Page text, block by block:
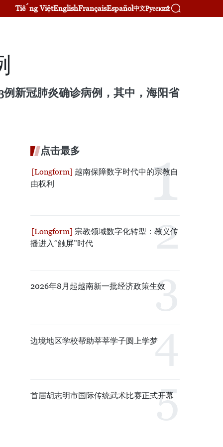
Tiếng ViệtEnglishFrançaisEspañol中文Русский
新冠肺炎确诊病例，其中，海阳省
点击最多
越南保障数字时代中的宗教自
由权利
宗教领域数字化转型：教义传
播进入“触屏”时代
2026年8月起越南新一批经济政策生效
边境地区学校帮助莘莘学子圆上学梦
首届胡志明市国际传统武术比赛正式开幕